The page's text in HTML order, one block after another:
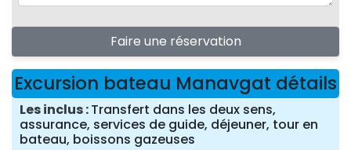
Faire une réservation
Excursion bateau Manavgat détails
Les inclus Transfert dans les deux sens,
assurance, services de guide, déjeuner, tour en
bateau, boissons gazeuses